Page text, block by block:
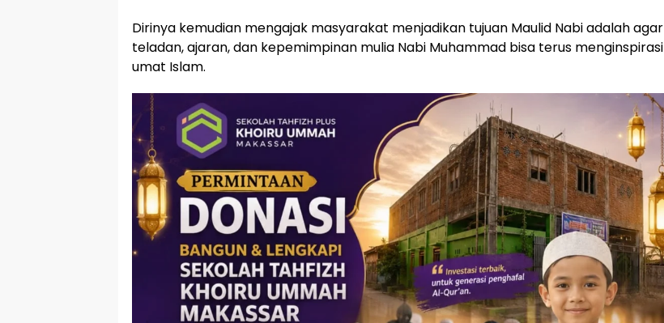
Dirinya kemudian mengajak masyarakat menjadikan tujuan Maulid Nabi adalah agar
teladan, ajaran, dan kepemimpinan mulia Nabi Muhammad bisa terus menginspirasi
umat Islam.